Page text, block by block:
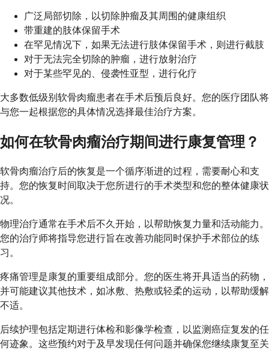
广泛局部切除，以切除肿瘤及其周围的健康组织
带重建的肢体保留手术
在罕见情况下，如果无法进行肢体保留手术，则进行截肢
对于无法完全切除的肿瘤，进行放射治疗
对于某些罕见的、侵袭性亚型，进行化疗
大多数低级别软骨肉瘤患者在手术后预后良好。您的医疗团队将
与您一起根据您的具体情况选择最佳治疗方案。
如何在软骨肉瘤治疗期间进行康复管理？
软骨肉瘤治疗后的恢复是一个循序渐进的过程，需要耐心和支
持。您的恢复时间取决于您所进行的手术类型和您的整体健康状
况。
物理治疗通常在手术后不久开始，以帮助恢复力量和活动能力。
您的治疗师将指导您进行旨在改善功能同时保护手术部位的练
习。
疼痛管理是康复的重要组成部分。您的医生将开具适当的药物，
并可能建议其他技术，如冰敷、热敷或轻柔的运动，以帮助缓解
不适。
后续护理包括定期进行体检和影像学检查，以监测癌症复发的任
何迹象。这些预约对于及早发现任何问题并确保您继续康复至关